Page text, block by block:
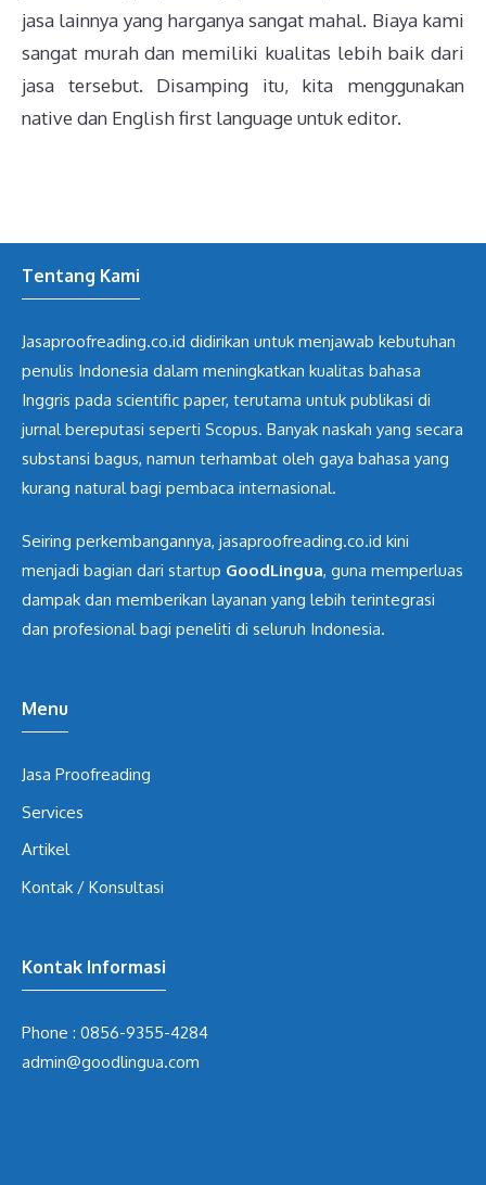
jasa lainnya yang harganya sangat mahal. Biaya kami
sangat murah dan memiliki kualitas lebih baik dari
jasa tersebut. Disamping itu, kita menggunakan
native dan English first language untuk editor.
Tentang Kami
Jasaproofreading.co.id didirikan untuk menjawab kebutuhan
penulis Indonesia dalam meningkatkan kualitas bahasa
Inggris pada scientific paper, terutama untuk publikasi di
jurnal bereputasi seperti Scopus. Banyak naskah yang secara
substansi bagus, namun terhambat oleh gaya bahasa yang
kurang natural bagi pembaca internasional.
Seiring perkembangannya, jasaproofreading.co.id kini
menjadi bagian dari startup GoodLingua, guna memperluas
dampak dan memberikan layanan yang lebih terintegrasi
dan profesional bagi peneliti di seluruh Indonesia.
Menu
Jasa Proofreading
Services
Artikel
Kontak / Konsultasi
Kontak Informasi
Phone : 0856-9355-4284
admin@goodlingua.com